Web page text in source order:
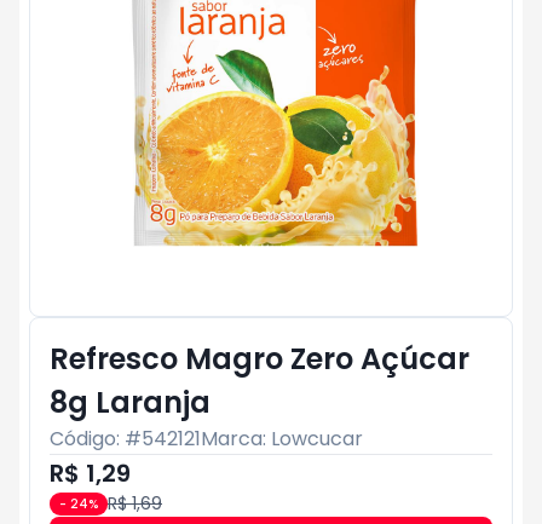
Refresco Magro Zero Açúcar
8g Laranja
Código: #542121Marca: Lowcucar
R$ 1,29
- 24% R$ 1,69